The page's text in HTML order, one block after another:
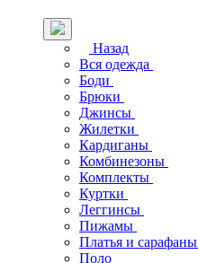
Назад
Вся одежда
Боди
Брюки
Джинсы
Жилетки
Кардиганы
Комбинезоны
Комплекты
Куртки
Леггинсы
Пижамы
Платья и сарафаны
Поло